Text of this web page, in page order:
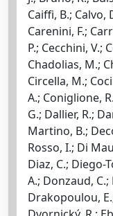
Caiffi, B.; Calvo,
Carenini, F.;
P.; Cecchini, V.;
Chadolias, M.;
Circella, M.;
A.; Coniglione,
G.; Dallier, R.;
Martino, B.;
Rosso, I.; Di
Diaz, C.; Diego-
A.; Donzaud,
Drakopoulou,